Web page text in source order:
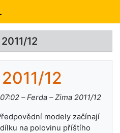
12
12
– Ferda – Zima 2011/12
modely začínají
na polovinu příštího